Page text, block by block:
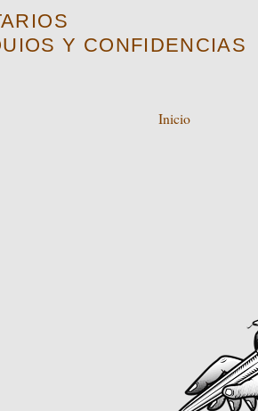
Y CONFIDENCIAS
Inicio